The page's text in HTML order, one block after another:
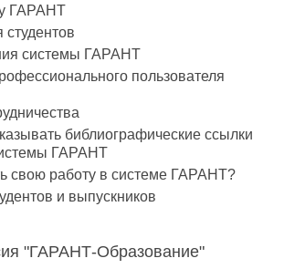
ГАРАНТ
студентов
системы ГАРАНТ
пользователя
библиографические ссылки
ГАРАНТ
свою работу в системе ГАРАНТ?
и выпускников
"ГАРАНТ-Образование"